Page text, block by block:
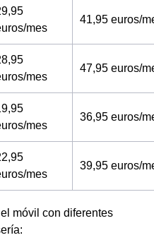
mes
41,95 euros/
mes
47,95 euros/
mes
36,95 euros/
mes
39,95 euros/
móvil con diferentes